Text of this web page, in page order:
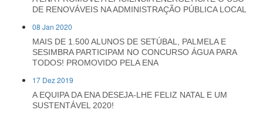
DE RENOVÁVEIS NA ADMINISTRAÇÃO PÚBLICA LOCAL
08 Jan 2020
MAIS DE 1.500 ALUNOS DE SETÚBAL, PALMELA E
SESIMBRA PARTICIPAM NO CONCURSO ÁGUA PARA
TODOS! PROMOVIDO PELA ENA
17 Dez 2019
A EQUIPA DA ENA DESEJA-LHE FELIZ NATAL E UM
SUSTENTÁVEL 2020!